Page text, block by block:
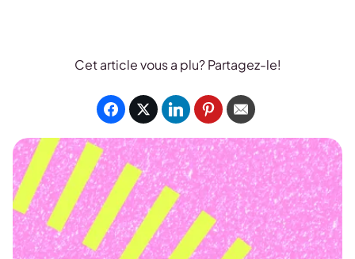
Cet article vous a plu? Partagez-le!